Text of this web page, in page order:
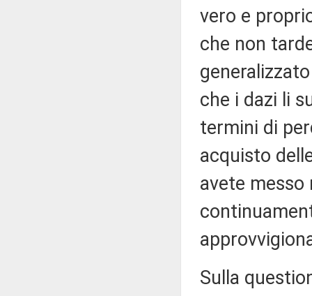
vero e
che non
che i dazi li
termini di
acquisto
avete
Sulla